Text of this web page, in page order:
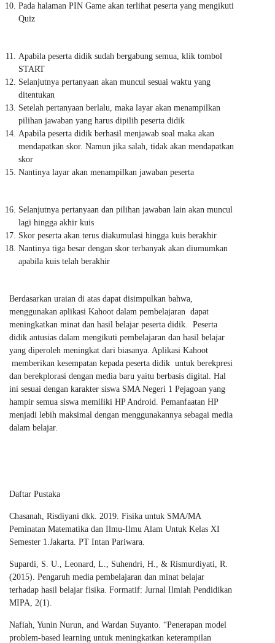
Pada halaman PIN Game akan terlihat peserta yang mengikuti
Quiz
Apabila peserta didik sudah bergabung semua, klik tombol
START
Selanjutnya pertanyaan akan muncul sesuai waktu yang
ditentukan
Setelah pertanyaan berlalu, maka layar akan menampilkan
pilihan jawaban yang harus dipilih peserta didik
Apabila peserta didik berhasil menjawab soal maka akan
mendapatkan skor. Namun jika salah, tidak akan mendapatkan
skor
Nantinya layar akan menampilkan jawaban peserta
Selanjutnya pertanyaan dan pilihan jawaban lain akan muncul
lagi hingga akhir kuis
Skor peserta akan terus diakumulasi hingga kuis berakhir
Nantinya tiga besar dengan skor terbanyak akan diumumkan
apabila kuis telah berakhir
Berdasarkan uraian di atas dapat disimpulkan bahwa,
menggunakan aplikasi Kahoot dalam pembelajaran dapat
meningkatkan minat dan hasil belajar peserta didik. Peserta
didik antusias dalam mengikuti pembelajaran dan hasil belajar
yang diperoleh meningkat dari biasanya. Aplikasi Kahoot
memberikan kesempatan kepada peserta didik untuk berekpresi
dan berekplorasi dengan media baru yaitu berbasis digital. Hal
ini sesuai dengan karakter siswa SMA Negeri 1 Pejagoan yang
hampir semua siswa memiliki HP Android. Pemanfaatan HP
menjadi lebih maksimal dengan menggunakannya sebagai media
dalam belajar.
Daftar Pustaka
Chasanah, Risdiyani dkk. 2019. Fisika untuk SMA/MA
Peminatan Matematika dan Ilmu-Ilmu Alam Untuk Kelas XI
Semester 1.Jakarta. PT Intan Pariwara.
Supardi, S. U., Leonard, L., Suhendri, H., & Rismurdiyati, R.
(2015). Pengaruh media pembelajaran dan minat belajar
terhadap hasil belajar fisika. Formatif: Jurnal Ilmiah Pendidikan
MIPA, 2(1).
Nafiah, Yunin Nurun, and Wardan Suyanto. “Penerapan model
problem-based learning untuk meningkatkan keterampilan